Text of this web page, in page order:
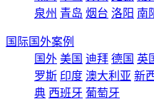
泉州 青岛 烟台 洛阳 南
国际国外案例
国外 美国 迪拜 德国 英
罗斯 印度 澳大利亚 新
典 西班牙 葡萄牙